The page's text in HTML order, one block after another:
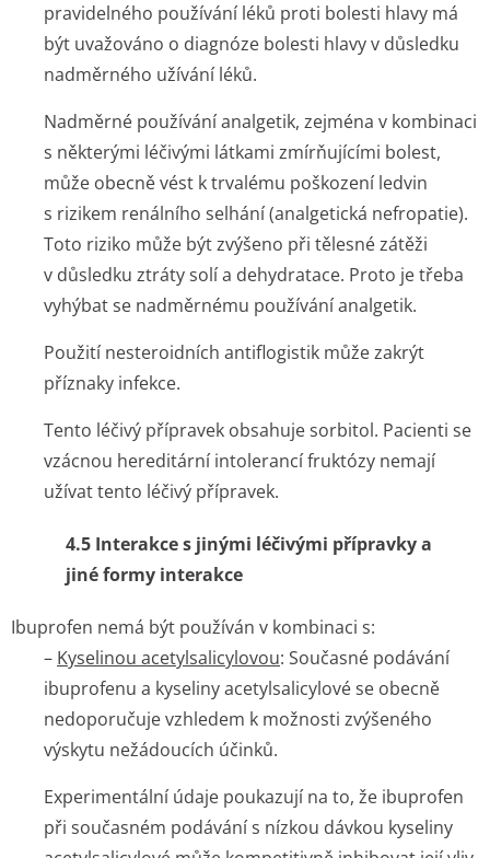
pravidelného používání léků proti bolesti hlavy má
být uvažováno o diagnóze bolesti hlavy v důsledku
nadměrného užívání léků.
Nadměrné používání analgetik, zejména v kombinaci
s některými léčivými látkami zmírňujícími bolest,
může obecně vést k trvalému poškození ledvin
s rizikem renálního selhání (analgetická nefropatie).
Toto riziko může být zvýšeno při tělesné zátěži
v důsledku ztráty solí a dehydratace. Proto je třeba
vyhýbat se nadměrnému používání analgetik.
Použití nesteroidních antiflogistik může zakrýt
příznaky infekce.
Tento léčivý přípravek obsahuje sorbitol. Pacienti se
vzácnou hereditární intolerancí fruktózy nemají
užívat tento léčivý přípravek.
4.5 Interakce s jinými léčivými přípravky a
jiné formy interakce
Ibuprofen nemá být používán v kombinaci s:
– Kyselinou acetylsalicylovou: Současné podávání
ibuprofenu a kyseliny acetylsalicylové se obecně
nedoporučuje vzhledem k možnosti zvýšeného
výskytu nežádoucích účinků.
Experimentální údaje poukazují na to, že ibuprofen
při současném podávání s nízkou dávkou kyseliny